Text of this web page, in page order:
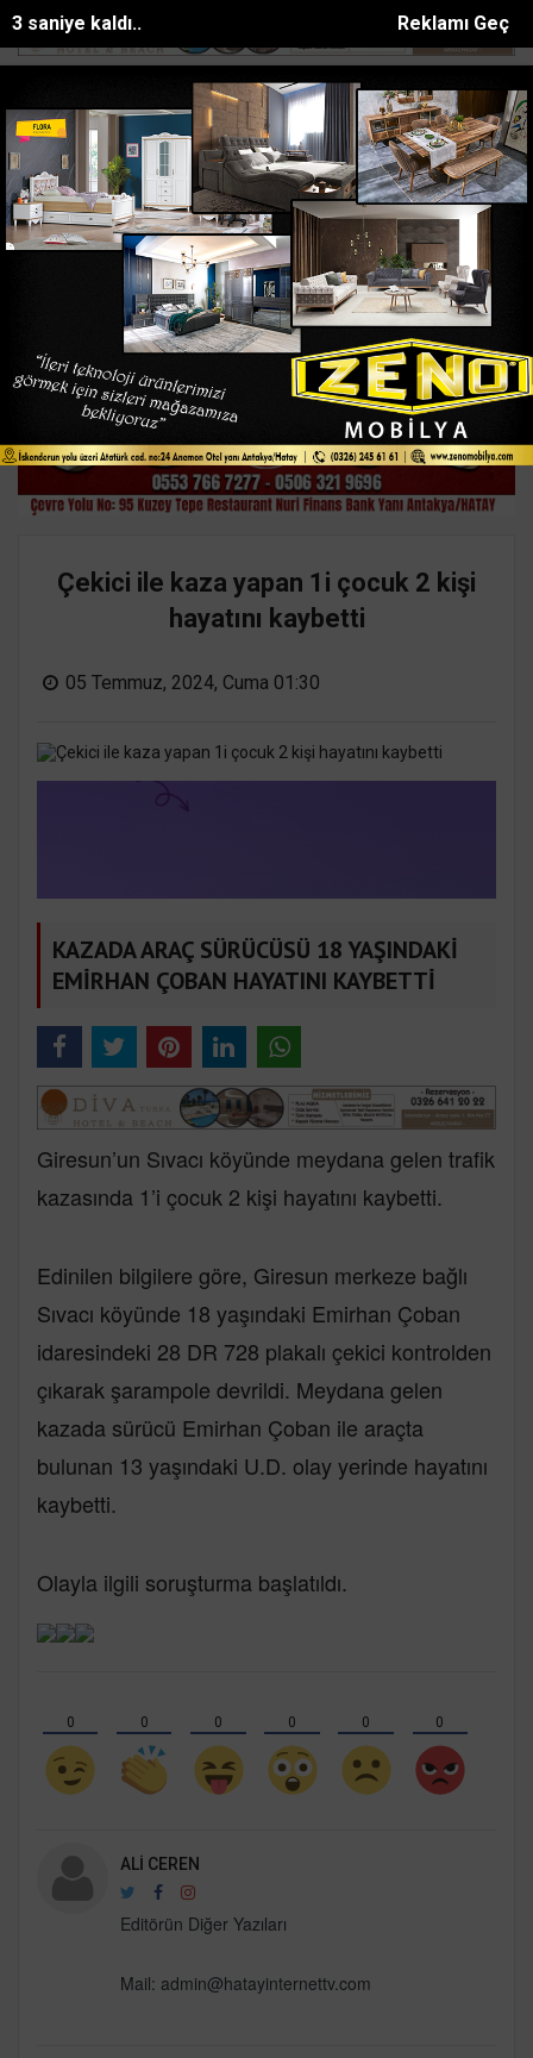
Reklamı Geç
2 saniye kaldı..
SON DAKİKA:
Kozanda zincirleme trafik kazası: 2 yaralı Denizde can pazarı:
Ana Sayfa ASAYİŞ
Çekici ile kaza yapan 1i çocuk 2 kişi
hayatını kaybetti
05 Temmuz, 2024, Cuma 01:30
KAZADA ARAÇ SÜRÜCÜSÜ 18 YAŞINDAKİ
EMİRHAN ÇOBAN HAYATINI KAYBETTİ
Giresun’un Sıvacı köyünde meydana gelen trafik
kazasında 1’i çocuk 2 kişi hayatını kaybetti.
Edinilen bilgilere göre, Giresun merkeze bağlı
Sıvacı köyünde 18 yaşındaki Emirhan Çoban
idaresindeki 28 DR 728 plakalı çekici kontrolden
çıkarak şarampole devrildi. Meydana gelen
kazada sürücü Emirhan Çoban ile araçta
bulunan 13 yaşındaki U.D. olay yerinde hayatını
kaybetti.
Olayla ilgili soruşturma başlatıldı.
0 0 0 0 0 0
ALI CEREN
Editörün Diğer Yazıları
Mail: admin@hatayinternettv.com